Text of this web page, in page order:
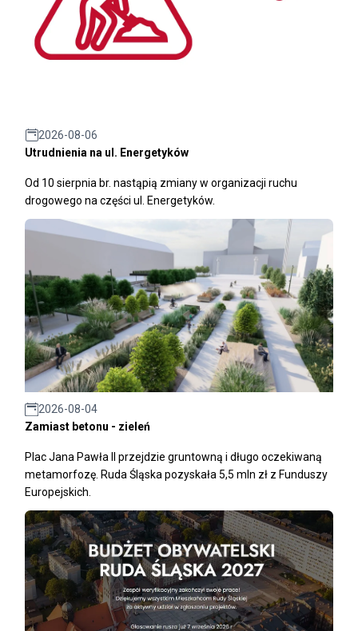
2026-08-06
Utrudnienia na ul. Energetyków
Od 10 sierpnia br. nastąpią zmiany w organizacji ruchu
drogowego na części ul. Energetyków.
2026-08-04
Zamiast betonu - zieleń
Plac Jana Pawła II przejdzie gruntowną i długo oczekiwaną
metamorfozę. Ruda Śląska pozyskała 5,5 mln zł z Funduszy
Europejskich.